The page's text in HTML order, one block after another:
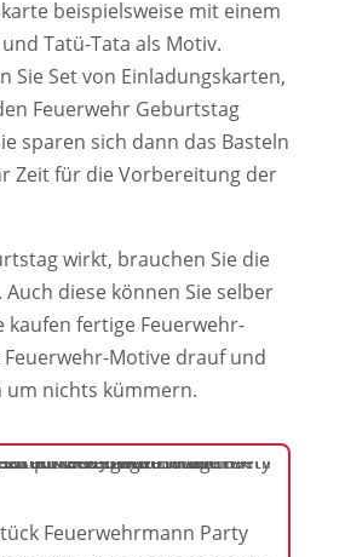
beispielsweise mit einem
Tatü-Tata als Motiv.
Sie Set von Einladungskarten,
Feuerwehr Geburtstag
sparen sich dann das Basteln
Zeit für die Vorbereitung der
wirkt, brauchen Sie die
Auch diese können Sie selber
kaufen fertige Feuerwehr-
Feuerwehr-Motive drauf und
um nichts kümmern.
Feuerwehrmann Party